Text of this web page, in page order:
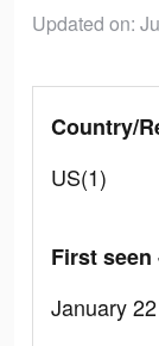
Updated on:
Country/
US(1)
First seen
January